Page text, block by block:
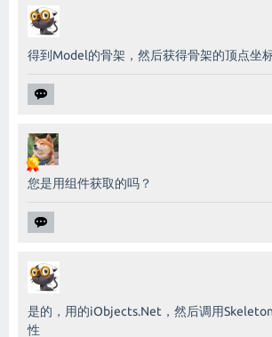
得到Model的骨架，然后获得骨架的顶点坐
您是用组件获取的吗？
是的，用的iObjects.Net，然后调用
性